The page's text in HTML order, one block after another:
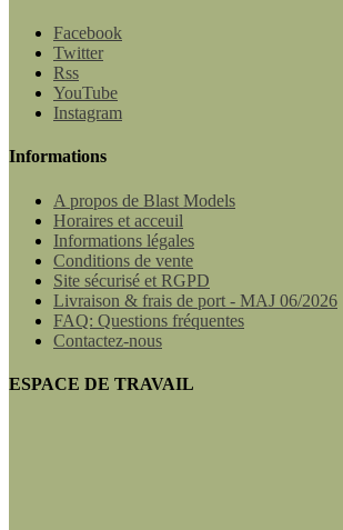
Facebook
Twitter
Rss
YouTube
Instagram
Informations
A propos de Blast Models
Horaires et acceuil
Informations légales
Conditions de vente
Site sécurisé et RGPD
Livraison & frais de port - MAJ 06/2026
FAQ: Questions fréquentes
Contactez-nous
ESPACE DE TRAVAIL